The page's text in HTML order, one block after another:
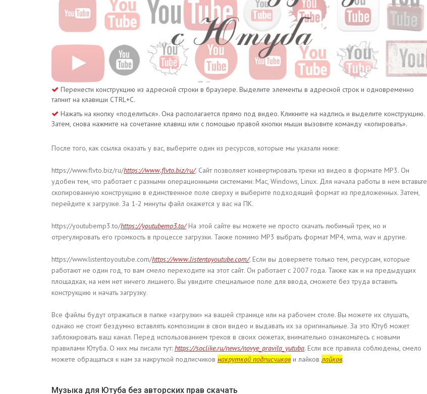
Перенести конструкцию из адресной строки в браузере. Выделите элементы в адресной строк и одновременно
тапнит на клавиши CTRL+C.
Нажать на кнопку «поделиться». Она располагается прямо под видео. Кликните на надпись и выделите конструкцию.
Затем, снова нажмите на сочетание клавиш или с помощью правой кнопки мыши вызовите команду «копировать».
После того, как ссылка оказать у вас, выберите один из ресурсов, которые мы указали ниже:
https://www.flvto.biz/ru/https://www.flvto.biz/ru/. Сайт позволяет конвертировать треки из видео в формате MP3. Он
удобен тем, что работает с разными операционными системами: Mac, Windows, Linux. Для начала работы в нем вставьте
скопированную конструкцию в единственное поле сверху и выберите подходящий формат из предложенных. Затем,
перейдите к загрузке. За 1-2 минуты файл окажется у вас на ПК.
https://youtubemp3.to/https://youtubemp3.to/На этой сайте вы можете не просто скачать любимый трек, но и
отрегулировать его громкость в процессе загрузки. Также помимо МР3 выбрать формат МР4, wma, wav и другие.
https://www.listentoyoutube.com/https://www.listentoyoutube.com/. Если вы доверяете только тем, ресурсам, которые
работают не один год, то вам смело переходите на этот сайт. Он работает с 2007 года. Также как и на предыдущих
площадках, на нем нет ничего лишнего. Вы увидите специальное поле для ввода, сможете без труда вставить
конструкцию и начать загрузку.
Все файлы будут отражаться в папке «загрузки» на вашей странице или на рабочем столе. Вы можете их слушать,
однако не стоит бездумно вставлять композиции в свои видео и выдавать их за оригинальные. За это Ютуб может
заблокировать ваш канал. Перед использованием треков в своих сюжетах, внимательно ознакомьтесь с новыми
правилами Ютуба. О них мы писали тут: https://soclike.ru/news/novye_pravila_yutuba. Если все правила соблюдены, смело
можете обращаться к нам за накруткой подписчиков накруткой подписчиков и лайковлайков.
Музыка для Ютуба без авторских прав скачать